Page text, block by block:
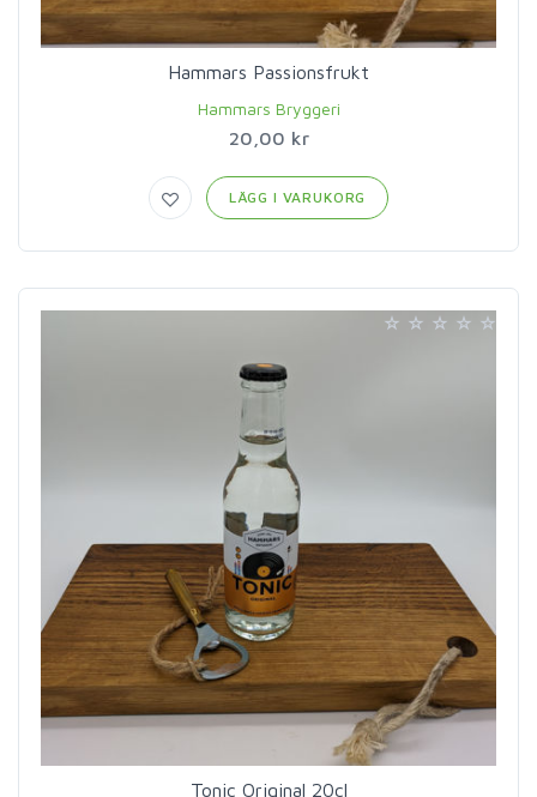
Hammars Passionsfrukt
Hammars Bryggeri
20,00 kr
LÄGG I VARUKORG
Tonic Original 20cl